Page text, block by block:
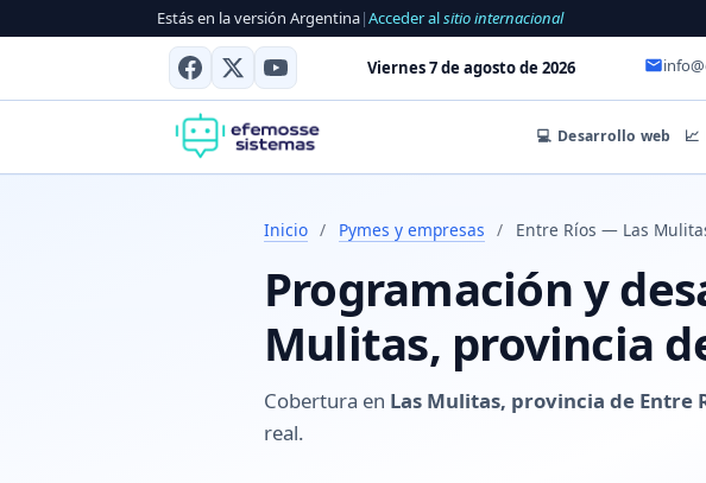
Estás en la versión Argentina|Acceder alsitio internacional
Viernes 7 de agosto de 2026
💻 Desarrollo web 📈
Inicio / Pymes y empresas / Entre Ríos — Las
Programación y
Mulitas, provincia
Cobertura en Las Mulitas, provincia de Entre
real.